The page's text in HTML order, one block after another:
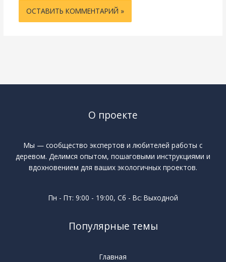
О проекте
Мы — сообщество экспертов и любителей работы с
деревом. Делимся опытом, пошаговыми инструкциями и
вдохновением для ваших экологичных проектов.
Пн - Пт: 9:00 - 19:00, Сб - Вс: Выходной
Популярные темы
Главная